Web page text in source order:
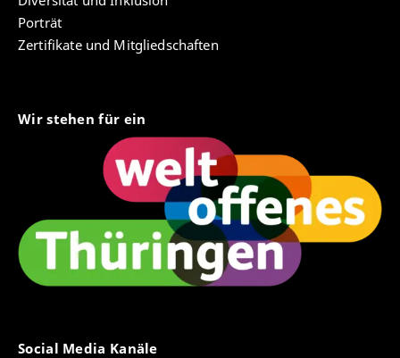
Porträt
Zertifikate und Mitgliedschaften
Wir stehen für ein
Social Media Kanäle